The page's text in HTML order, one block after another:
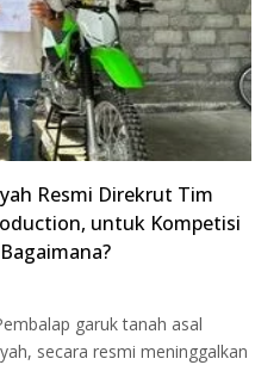
Resmi Direkrut Tim
untuk Kompetisi
garuk tanah asal
secara resmi meninggalkan